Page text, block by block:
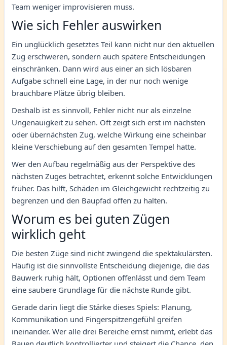
Team weniger improvisieren muss.
Wie sich Fehler auswirken
Ein unglücklich gesetztes Teil kann nicht nur den aktuellen
Zug erschweren, sondern auch spätere Entscheidungen
einschränken. Dann wird aus einer an sich lösbaren
Aufgabe schnell eine Lage, in der nur noch wenige
brauchbare Plätze übrig bleiben.
Deshalb ist es sinnvoll, Fehler nicht nur als einzelne
Ungenauigkeit zu sehen. Oft zeigt sich erst im nächsten
oder übernächsten Zug, welche Wirkung eine scheinbar
kleine Verschiebung auf den gesamten Tempel hatte.
Wer den Aufbau regelmäßig aus der Perspektive des
nächsten Zuges betrachtet, erkennt solche Entwicklungen
früher. Das hilft, Schäden im Gleichgewicht rechtzeitig zu
begrenzen und den Baupfad offen zu halten.
Worum es bei guten Zügen
wirklich geht
Die besten Züge sind nicht zwingend die spektakulärsten.
Häufig ist die sinnvollste Entscheidung diejenige, die das
Bauwerk ruhig hält, Optionen offenlässt und dem Team
eine saubere Grundlage für die nächste Runde gibt.
Gerade darin liegt die Stärke dieses Spiels: Planung,
Kommunikation und Fingerspitzengefühl greifen
ineinander. Wer alle drei Bereiche ernst nimmt, erlebt das